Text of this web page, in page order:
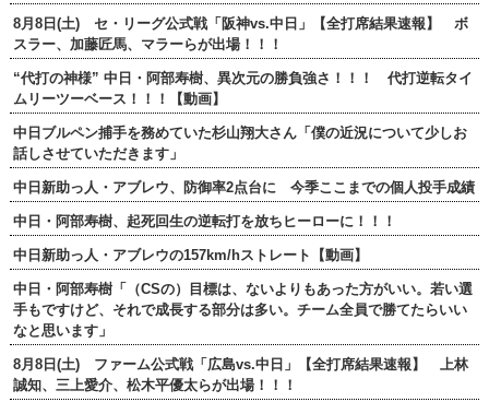
8月8日(土) セ・リーグ公式戦「阪神vs.中日」【全打席結果速報】 ボ
スラー、加藤匠馬、マラーらが出場！！！
“代打の神様” 中日・阿部寿樹、異次元の勝負強さ！！！ 代打逆転タイ
ムリーツーベース！！！【動画】
中日ブルペン捕手を務めていた杉山翔大さん「僕の近況について少しお
話しさせていただきます」
中日新助っ人・アブレウ、防御率2点台に 今季ここまでの個人投手成績
中日・阿部寿樹、起死回生の逆転打を放ちヒーローに！！！
中日新助っ人・アブレウの157km/hストレート【動画】
中日・阿部寿樹「（CSの）目標は、ないよりもあった方がいい。若い選
手もですけど、それで成長する部分は多い。チーム全員で勝てたらいい
なと思います」
8月8日(土) ファーム公式戦「広島vs.中日」【全打席結果速報】 上林
誠知、三上愛介、松木平優太らが出場！！！